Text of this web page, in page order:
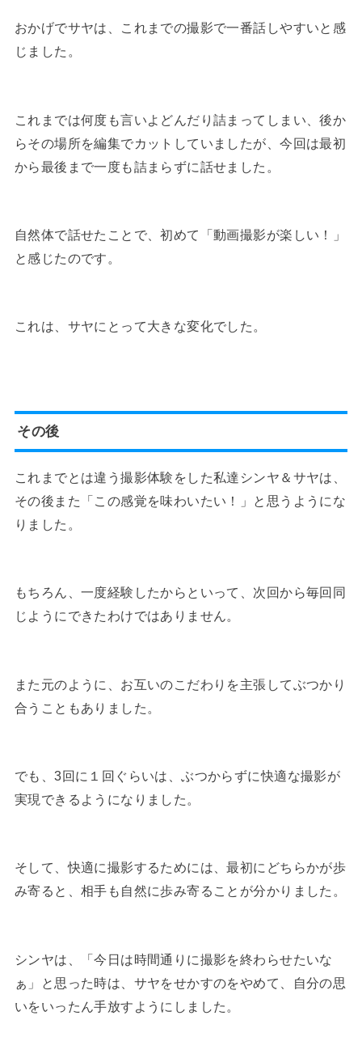
おかげでサヤは、これまでの撮影で一番話しやすいと感
じました。
これまでは何度も言いよどんだり詰まってしまい、後か
らその場所を編集でカットしていましたが、今回は最初
から最後まで一度も詰まらずに話せました。
自然体で話せたことで、初めて「動画撮影が楽しい！」
と感じたのです。
これは、サヤにとって大きな変化でした。
その後
これまでとは違う撮影体験をした私達シンヤ＆サヤは、
その後また「この感覚を味わいたい！」と思うようにな
りました。
もちろん、一度経験したからといって、次回から毎回同
じようにできたわけではありません。
また元のように、お互いのこだわりを主張してぶつかり
合うこともありました。
でも、3回に１回ぐらいは、ぶつからずに快適な撮影が
実現できるようになりました。
そして、快適に撮影するためには、最初にどちらかが歩
み寄ると、相手も自然に歩み寄ることが分かりました。
シンヤは、「今日は時間通りに撮影を終わらせたいな
ぁ」と思った時は、サヤをせかすのをやめて、自分の思
いをいったん手放すようにしました。